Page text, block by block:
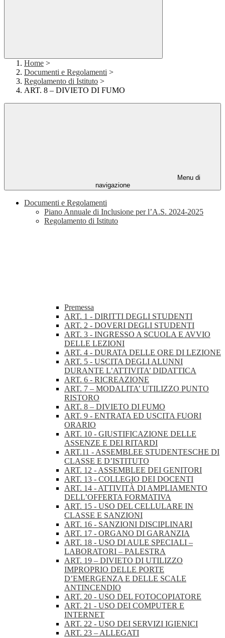
Home >
Documenti e Regolamenti >
Regolamento di Istituto >
ART. 8 – DIVIETO DI FUMO
Menu di
navigazione
Documenti e Regolamenti
Piano Annuale di Inclusione per l’A.S. 2024-2025
Regolamento di Istituto
Premessa
ART. 1 - DIRITTI DEGLI STUDENTI
ART. 2 - DOVERI DEGLI STUDENTI
ART. 3 - INGRESSO A SCUOLA E AVVIO
DELLE LEZIONI
ART. 4 - DURATA DELLE ORE DI LEZIONE
ART. 5 - USCITA DEGLI ALUNNI
DURANTE L’ATTIVITA’ DIDATTICA
ART. 6 - RICREAZIONE
ART. 7 – MODALITA’ UTILIZZO PUNTO
RISTORO
ART. 8 – DIVIETO DI FUMO
ART. 9 - ENTRATA ED USCITA FUORI
ORARIO
ART. 10 - GIUSTIFICAZIONE DELLE
ASSENZE E DEI RITARDI
ART.11 - ASSEMBLEE STUDENTESCHE DI
CLASSE E D’ISTITUTO
ART. 12 - ASSEMBLEE DEI GENITORI
ART. 13 - COLLEGIO DEI DOCENTI
ART. 14 - ATTIVITÀ DI AMPLIAMENTO
DELL’OFFERTA FORMATIVA
ART. 15 - USO DEL CELLULARE IN
CLASSE E SANZIONI
ART. 16 - SANZIONI DISCIPLINARI
ART. 17 - ORGANO DI GARANZIA
ART. 18 - USO DI AULE SPECIALI –
LABORATORI – PALESTRA
ART. 19 – DIVIETO DI UTILIZZO
IMPROPRIO DELLE PORTE
D’EMERGENZA E DELLE SCALE
ANTINCENDIO
ART. 20 - USO DEL FOTOCOPIATORE
ART. 21 - USO DEI COMPUTER E
INTERNET
ART. 22 - USO DEI SERVIZI IGIENICI
ART. 23 – ALLEGATI